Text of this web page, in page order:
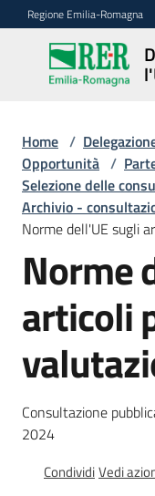
Vai al contenuto
Vai alla navigazione
Vai al footer
Regione Emilia-Romagna
presso
Bruxelles
Novità
Ambiti
Opportunità
Chi
Home /
Opportunità /
Selezione delle
Archivio -
Norme dell'UE sugli
Norme
articoli
Consultazione
2024
CondividiVedi